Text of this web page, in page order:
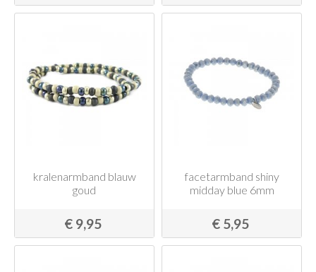
kralenarmband blauw
goud
€ 9,95
facetarmband shiny
midday blue 6mm
€ 5,95